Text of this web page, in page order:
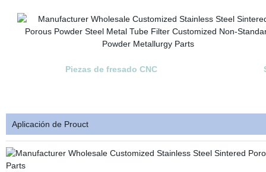
Piezas de fresado CNC
Aplicación de Prouct